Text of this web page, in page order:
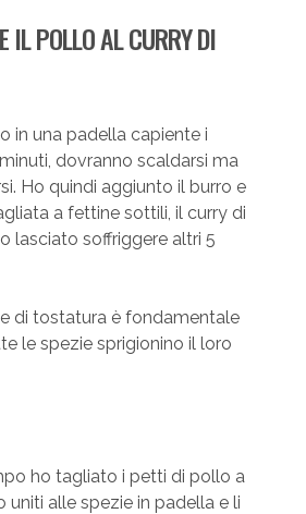
IL POLLO AL CURRY DI
in una padella capiente i
dovranno scaldarsi ma
Ho quindi aggiunto il burro e
a fettine sottili, il curry di
lasciato soffriggere altri 5
di tostatura è fondamentale
le spezie sprigionino il loro
ho tagliato i petti di pollo a
uniti alle spezie in padella e li